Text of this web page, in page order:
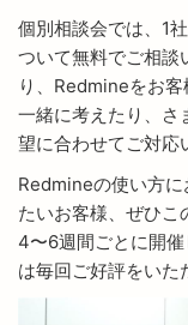
個別相談会では、1
ついて無料でご相談
り、Redmineをお
一緒に考えたり、さ
望に合わせてご対応
Redmineの使い方に
たいお客様、ぜひこ
4〜6週間ごとに開
は毎回ご好評をいた